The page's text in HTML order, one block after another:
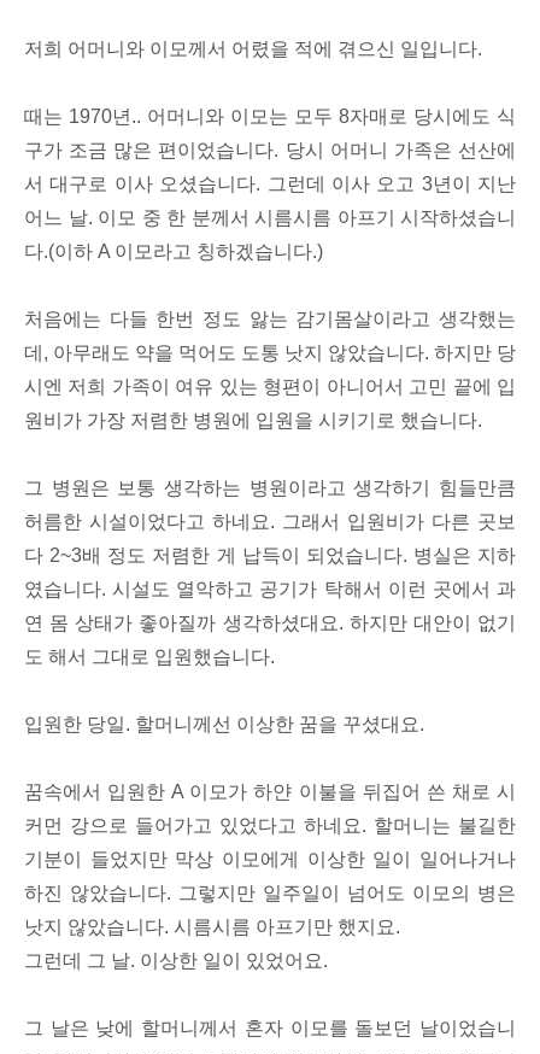
저희 어머니와 이모께서 어렸을 적에 겪으신 일입니다.
때는 1970년.. 어머니와 이모는 모두 8자매로 당시에도 식
구가 조금 많은 편이었습니다. 당시 어머니 가족은 선산에
서 대구로 이사 오셨습니다. 그런데 이사 오고 3년이 지난
어느 날. 이모 중 한 분께서 시름시름 아프기 시작하셨습니
다.(이하 A 이모라고 칭하겠습니다.)
처음에는 다들 한번 정도 앓는 감기몸살이라고 생각했는
데, 아무래도 약을 먹어도 도통 낫지 않았습니다. 하지만 당
시엔 저희 가족이 여유 있는 형편이 아니어서 고민 끝에 입
원비가 가장 저렴한 병원에 입원을 시키기로 했습니다.
그 병원은 보통 생각하는 병원이라고 생각하기 힘들만큼
허름한 시설이었다고 하네요. 그래서 입원비가 다른 곳보
다 2~3배 정도 저렴한 게 납득이 되었습니다. 병실은 지하
였습니다. 시설도 열악하고 공기가 탁해서 이런 곳에서 과
연 몸 상태가 좋아질까 생각하셨대요. 하지만 대안이 없기
도 해서 그대로 입원했습니다.
입원한 당일. 할머니께선 이상한 꿈을 꾸셨대요.
꿈속에서 입원한 A 이모가 하얀 이불을 뒤집어 쓴 채로 시
커먼 강으로 들어가고 있었다고 하네요. 할머니는 불길한
기분이 들었지만 막상 이모에게 이상한 일이 일어나거나
하진 않았습니다. 그렇지만 일주일이 넘어도 이모의 병은
낫지 않았습니다. 시름시름 아프기만 했지요.
그런데 그 날. 이상한 일이 있었어요.
그 날은 낮에 할머니께서 혼자 이모를 돌보던 날이었습니